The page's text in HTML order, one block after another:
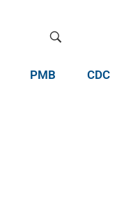
PMB CDC